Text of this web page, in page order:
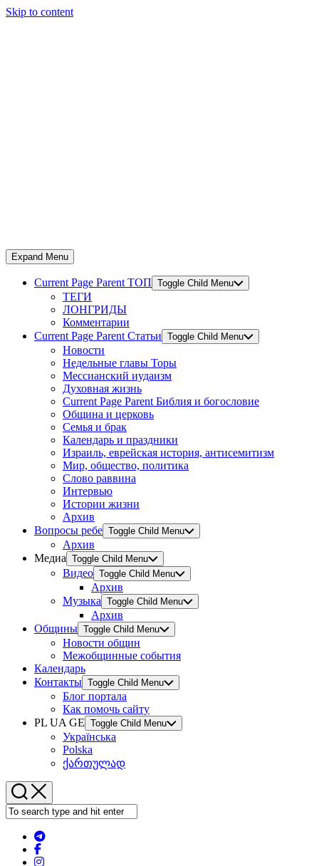
Skip to content
Expand Menu
Current Page Parent ТОП Toggle Child Menu
ТЕГИ
ЛОНГРИДЫ
Комментарии
Current Page Parent Статьи Toggle Child Menu
Новости
Недельные главы Торы
Мессианский иудаизм
Духовная жизнь
Current Page Parent Библия и богословие
Община и церковь
Семья и брак
Календарь и праздники
Израиль, еврейская история, антисемитизм
Мир, общество, политика
Слово раввина
Интервью
Истории жизни
Архив
Вопросы ребе Toggle Child Menu
Архив
Медиа Toggle Child Menu
Видео Toggle Child Menu
Архив
Музыка Toggle Child Menu
Архив
Общины Toggle Child Menu
Новости общин
Межобщинные события
Календарь
Контакты Toggle Child Menu
Блог портала
Как помочь сайту
PL UA GE Toggle Child Menu
Українська
Polska
ქართულად